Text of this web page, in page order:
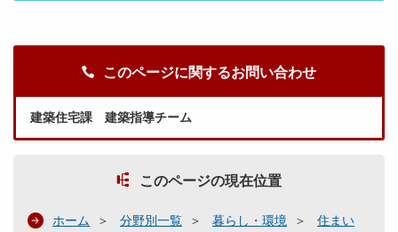
このページに関するお問い合わせ
建築住宅課 建築指導チーム
このページの現在位置
ホーム 分野別一覧 暮らし・環境
住まい